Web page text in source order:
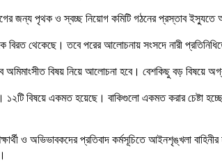
জন্য পৃথক ও স্বচ্ছ নিয়োগ কমিটি গঠনের প্রস্তাব
থেকেছে। তবে পরের আলোচনায় সংসদে নারী
বিষয় নিয়ে আলোচনা হবে। বেশকিছু বড় বিষয়ে
বিষয়ে একমত হয়েছে। বাকিগুলো একমত করার চেষ্টা
ও অভিভাবকদের প্রতিবাদ কর্মসূচিতে আইনশৃঙ্খলা